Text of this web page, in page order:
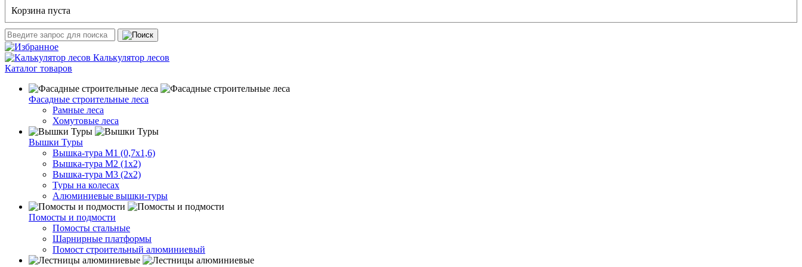
Корзина пуста
Калькулятор лесов
Каталог товаров
Фасадные строительные леса
Рамные леса
Хомутовые леса
Вышки Туры
Вышка-тура М1 (0,7х1,6)
Вышка-тура М2 (1х2)
Вышка-тура М3 (2х2)
Туры на колесах
Алюминиевые вышки-туры
Помосты и подмости
Помосты стальные
Шарнирные платформы
Помост строительный алюминиевый